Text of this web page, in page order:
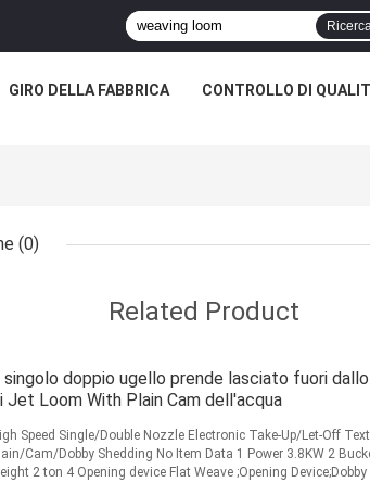
GIRO DELLA FABBRICA CONTROLLO DI
(0)
Related Product
Il singolo doppio ugello prende lasciato fuori
Jet Loom With Plain Cam dell'acqua
Speed Single/Double Nozzle Electronic Take-Up/Let-Off
Cam/Dobby Shedding No Item Data 1 Power 3.8KW 2
2 ton 4 Opening device Flat Weave ;Opening